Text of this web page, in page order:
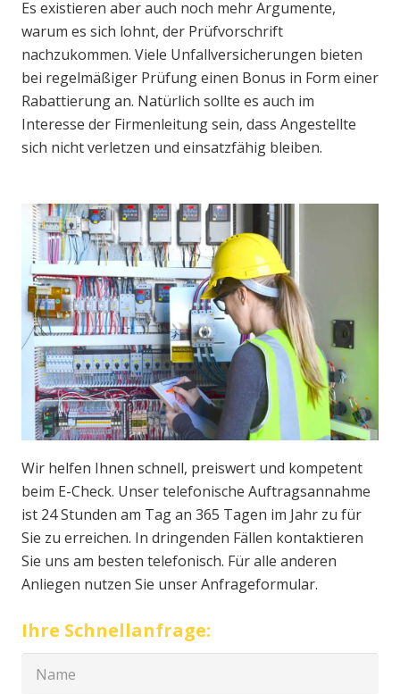
Es existieren aber auch noch mehr Argumente,
warum es sich lohnt, der Prüfvorschrift
nachzukommen. Viele Unfallversicherungen bieten
bei regelmäßiger Prüfung einen Bonus in Form einer
Rabattierung an. Natürlich sollte es auch im
Interesse der Firmenleitung sein, dass Angestellte
sich nicht verletzen und einsatzfähig bleiben.
Wir helfen Ihnen schnell, preiswert und kompetent
beim E-Check. Unser telefonische Auftragsannahme
ist 24 Stunden am Tag an 365 Tagen im Jahr zu für
Sie zu erreichen. In dringenden Fällen kontaktieren
Sie uns am besten telefonisch. Für alle anderen
Anliegen nutzen Sie unser Anfrageformular.
Ihre Schnellanfrage: